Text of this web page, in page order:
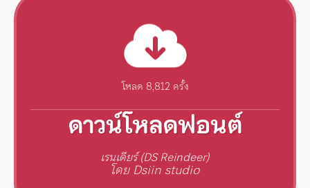
โหลด 8,812 ครั้ง
ดาวน์โหลดฟอนต์
เรนเดียร์ (DS Reindeer)
โดย Dsiin studio